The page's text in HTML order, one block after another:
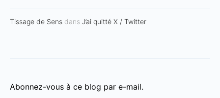
Tissage de Sens dans J’ai quitté X / Twitter
Abonnez-vous à ce blog par e-mail.